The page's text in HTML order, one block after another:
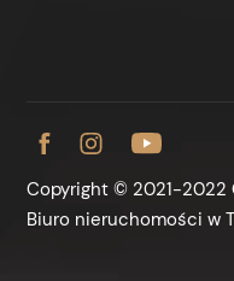
Copyright © 2021-
Biuro nieruchomości w